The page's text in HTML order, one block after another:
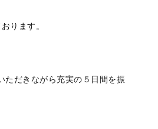
ります。
ただきながら充実の５日間を振